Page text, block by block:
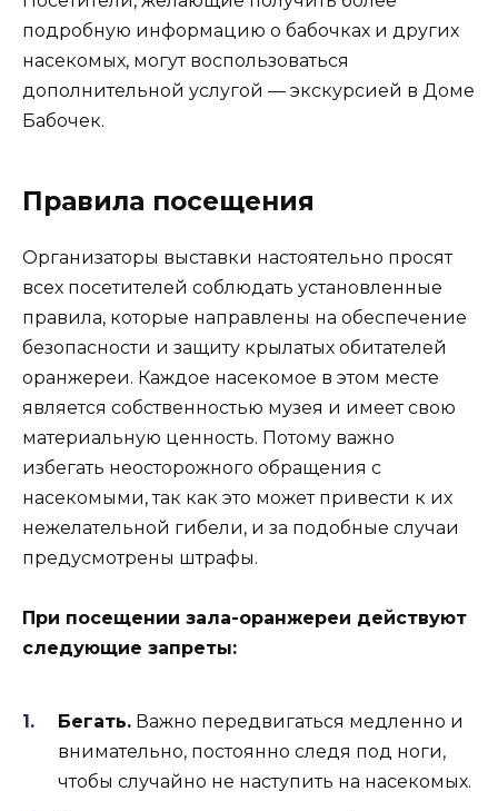
подробную информацию о бабочках и других
насекомых, могут воспользоваться
дополнительной услугой — экскурсией в Доме
Бабочек.
Правила посещения
Организаторы выставки настоятельно просят
всех посетителей соблюдать установленные
правила, которые направлены на обеспечение
безопасности и защиту крылатых обитателей
оранжереи. Каждое насекомое в этом месте
является собственностью музея и имеет свою
материальную ценность. Потому важно
избегать неосторожного обращения с
насекомыми, так как это может привести к их
нежелательной гибели, и за подобные случаи
предусмотрены штрафы.
При посещении зала-оранжереи действуют
следующие запреты:
Бегать. Важно передвигаться медленно и
внимательно, постоянно следя под ноги,
чтобы случайно не наступить на насекомых.